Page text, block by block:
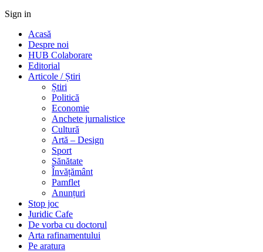
Sign in
Acasă
Despre noi
HUB Colaborare
Editorial
Articole / Știri
Știri
Politică
Economie
Anchete jurnalistice
Cultură
Artă – Design
Sport
Sănătate
Învățământ
Pamflet
Anunțuri
Stop joc
Juridic Cafe
De vorba cu doctorul
Arta rafinamentului
Pe aratura